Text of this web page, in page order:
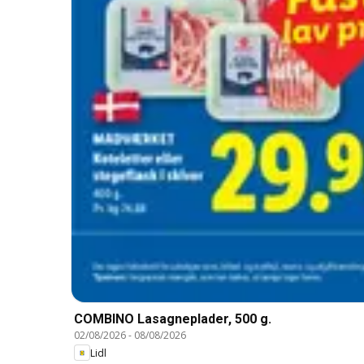
COMBINO Lasagneplader, 500 g.
02/08/2026- 08/08/2026
Lidl